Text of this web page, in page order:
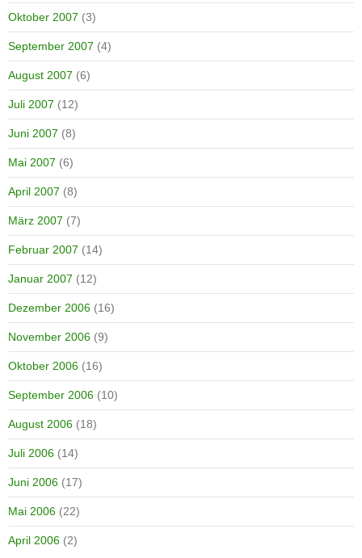
Oktober 2007 (3)
September 2007 (4)
August 2007 (6)
Juli 2007 (12)
Juni 2007 (8)
Mai 2007 (6)
April 2007 (8)
März 2007 (7)
Februar 2007 (14)
Januar 2007 (12)
Dezember 2006 (16)
November 2006 (9)
Oktober 2006 (16)
September 2006 (10)
August 2006 (18)
Juli 2006 (14)
Juni 2006 (17)
Mai 2006 (22)
April 2006 (2)